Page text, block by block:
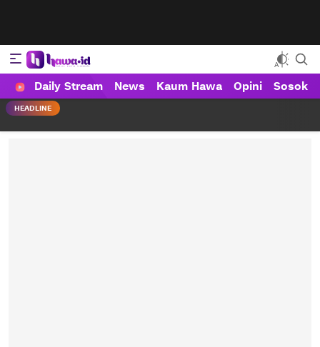
HAWA
Haluan Wanita Indonesia
Daily Stream News Kaum Hawa Opini Sosok
HEADLINE